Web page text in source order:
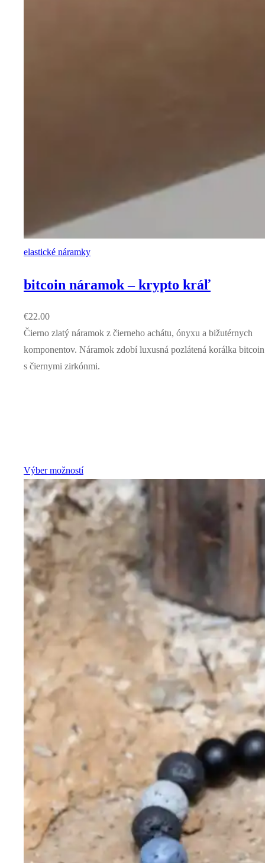
elastické náramky
bitcoin náramok – krypto kráľ
€22.00
Čierno zlatý náramok z čierneho achátu, ónyxu a bižutérnych
komponentov. Náramok zdobí luxusná pozlátená korálka bitcoin
s čiernymi zirkónmi.
Výber možností